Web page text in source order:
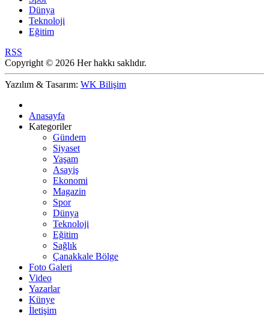
Dünya
Teknoloji
Eğitim
RSS
Copyright © 2026 Her hakkı saklıdır.
Yazılım & Tasarım: WK Bilişim
Anasayfa
Kategoriler
Gündem
Siyaset
Yaşam
Asayiş
Ekonomi
Magazin
Spor
Dünya
Teknoloji
Eğitim
Sağlık
Çanakkale Bölge
Foto Galeri
Video
Yazarlar
Künye
İletişim